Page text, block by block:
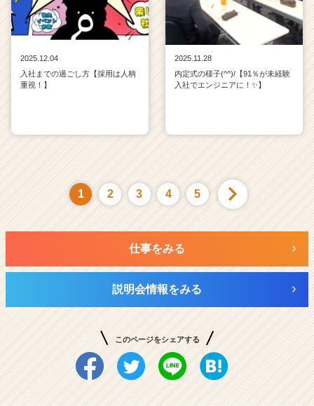
2025.12.04
入社までの過ごし方【採用は人柄
重視！】
2025.11.28
内定式の様子(^^)/【91％が未経験
入社でエンジニアに！✨】
1 2 3 4 5
仕事をみる
説明会情報をみる
このページをシェアする